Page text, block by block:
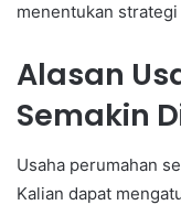
menentukan
Alasan
Semakin
Usaha perumahan
Kalian dapat